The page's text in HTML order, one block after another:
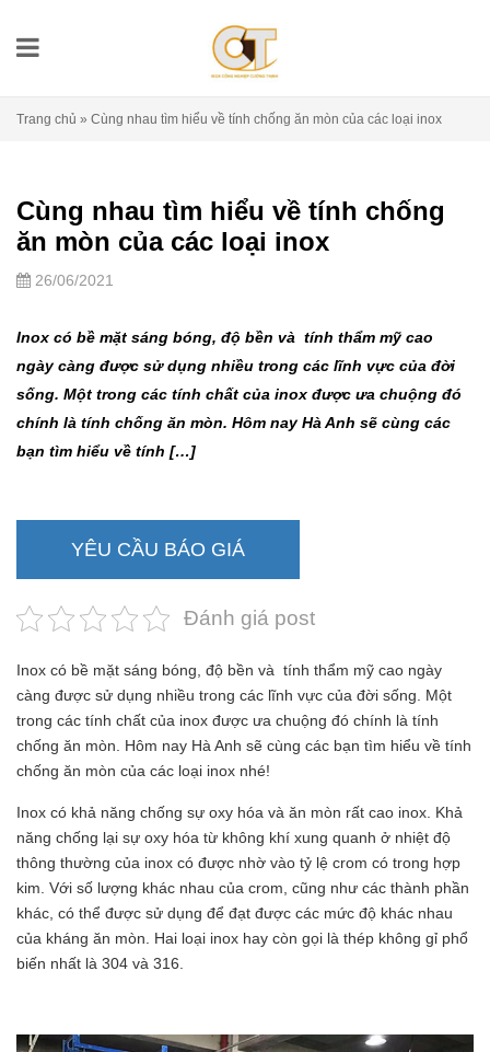
Trang chủ » Cùng nhau tìm hiểu về tính chống ăn mòn của các loại inox
Cùng nhau tìm hiểu về tính chống
ăn mòn của các loại inox
26/06/2021
Inox có bề mặt sáng bóng, độ bền và tính thẩm mỹ cao
ngày càng được sử dụng nhiều trong các lĩnh vực của đời
sống. Một trong các tính chất của inox được ưa chuộng đó
chính là tính chống ăn mòn. Hôm nay Hà Anh sẽ cùng các
bạn tìm hiểu về tính […]
YÊU CẦU BÁO GIÁ
Đánh giá post
Inox có bề mặt sáng bóng, độ bền và tính thẩm mỹ cao ngày
càng được sử dụng nhiều trong các lĩnh vực của đời sống. Một
trong các tính chất của inox được ưa chuộng đó chính là tính
chống ăn mòn. Hôm nay Hà Anh sẽ cùng các bạn tìm hiểu về tính
chống ăn mòn của các loại inox nhé!
Inox có khả năng chống sự oxy hóa và ăn mòn rất cao inox. Khả
năng chống lại sự oxy hóa từ không khí xung quanh ở nhiệt độ
thông thường của inox có được nhờ vào tỷ lệ crom có trong hợp
kim. Với số lượng khác nhau của crom, cũng như các thành phần
khác, có thể được sử dụng để đạt được các mức độ khác nhau
của kháng ăn mòn. Hai loại inox hay còn gọi là thép không gỉ phổ
biến nhất là 304 và 316.